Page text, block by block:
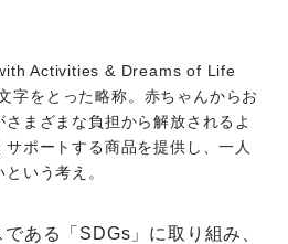
Activities & Dreams of Life
字をとった略称。赤ちゃんからお
まざまな負担から解放されるよ
ポートする商品を提供し、一人
いう考え。
ある「SDGs」に取り組み、